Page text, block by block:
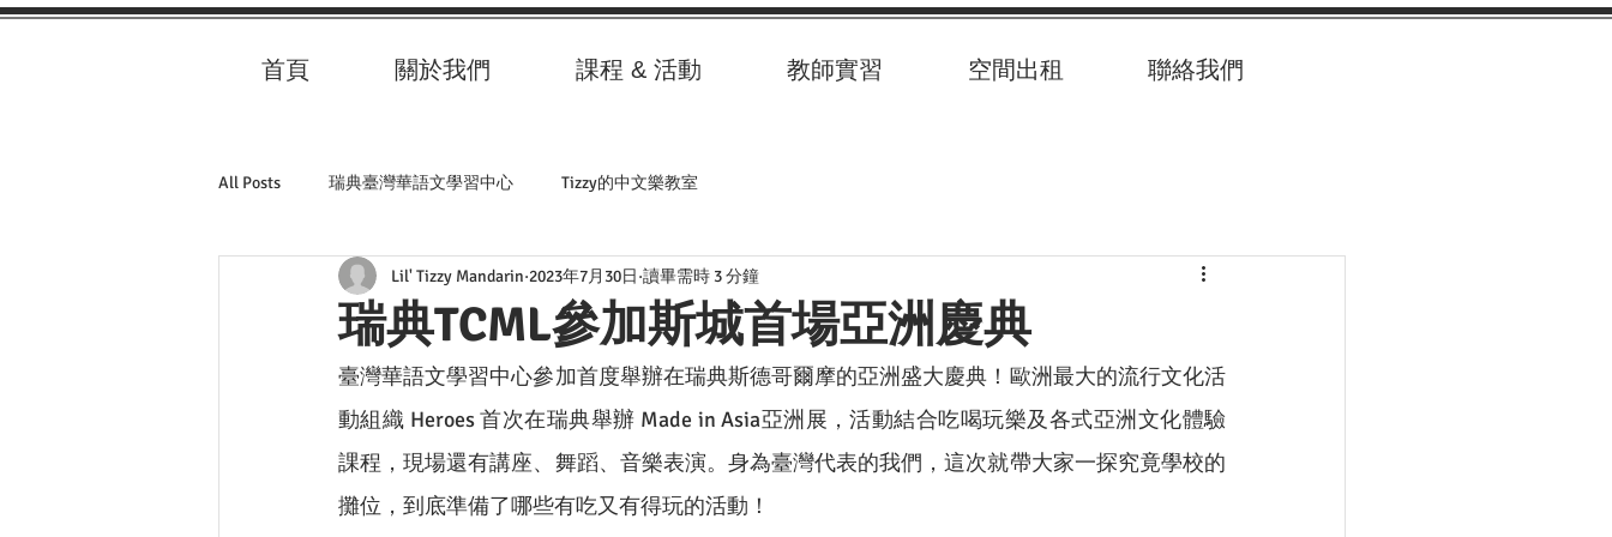
首頁 關於我們 課程 & 活動 教師實習 空間出租 聯絡我們
All Posts 瑞典臺灣華語文學習中心 Tizzy的中文樂教室
瑞典TCML參加斯城首場亞洲慶典
Lil' Tizzy Mandarin 2023年7月30日 讀畢需時 3 分鐘
臺灣華語文學習中心參加首度舉辦在瑞典斯德哥爾摩的亞洲盛大慶典！歐洲最大的流行文化活
動組織 Heroes 首次在瑞典舉辦 Made in Asia亞洲展，活動結合吃喝玩樂及各式亞洲文化體驗
課程，現場還有講座、舞蹈、音樂表演。身為臺灣代表的我們，這次就帶大家一探究竟學校的
攤位，到底準備了哪些有吃又有得玩的活動！